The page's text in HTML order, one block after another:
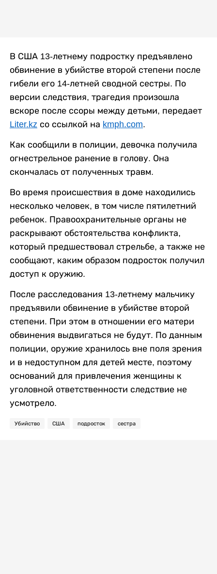
В США 13-летнему подростку предъявлено
обвинение в убийстве второй степени после
гибели его 14-летней сводной сестры. По
версии следствия, трагедия произошла
вскоре после ссоры между детьми, передает
Liter.kz со ссылкой на kmph.com.
Как сообщили в полиции, девочка получила
огнестрельное ранение в голову. Она
скончалась от полученных травм.
Во время происшествия в доме находились
несколько человек, в том числе пятилетний
ребенок. Правоохранительные органы не
раскрывают обстоятельства конфликта,
который предшествовал стрельбе, а также не
сообщают, каким образом подросток получил
доступ к оружию.
После расследования 13-летнему мальчику
предъявили обвинение в убийстве второй
степени. При этом в отношении его матери
обвинения выдвигаться не будут. По данным
полиции, оружие хранилось вне поля зрения
и в недоступном для детей месте, поэтому
оснований для привлечения женщины к
уголовной ответственности следствие не
усмотрело.
Убийство США подросток сестра